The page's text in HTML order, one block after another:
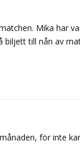
Mika har
biljett till nån av
för inte